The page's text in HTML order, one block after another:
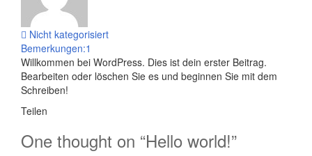
Nicht kategorisiert
Bemerkungen:1
Willkommen bei WordPress. Dies ist dein erster Beitrag.
Bearbeiten oder löschen Sie es und beginnen Sie mit dem
Schreiben!
Teilen
One thought on “Hello world!”